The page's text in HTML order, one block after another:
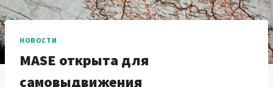
НОВОСТИ
MASE открыта для
самовыдвижения